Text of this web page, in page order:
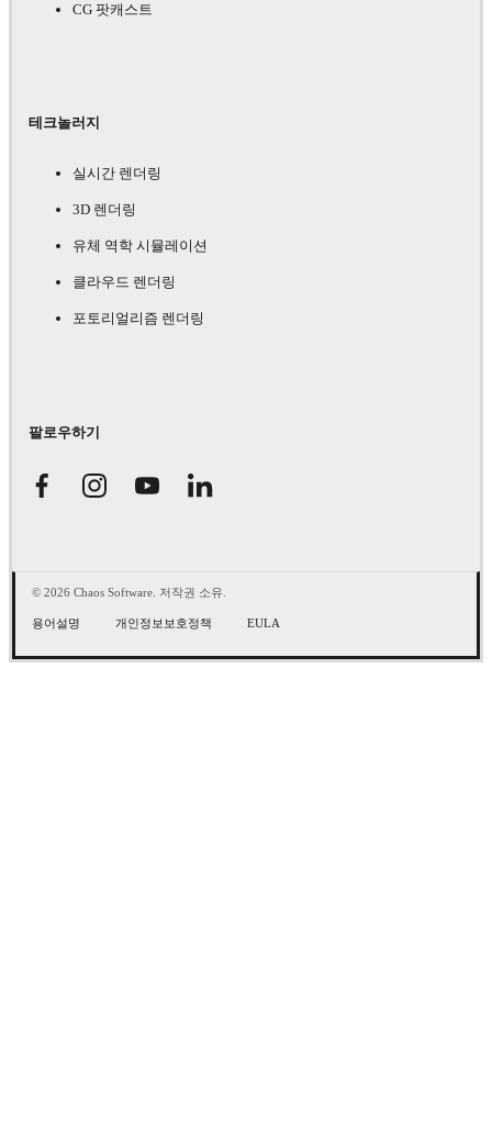
CG 팟캐스트
테크놀러지
실시간 렌더링
3D 렌더링
유체 역학 시뮬레이션
클라우드 렌더링
포토리얼리즘 렌더링
팔로우하기
© 2026 Chaos Software. 저작권 소유.
용어설명 개인정보보호정책 EULA